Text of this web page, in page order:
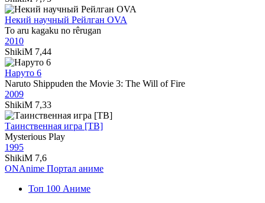
Некий научный Рейлган OVA
To aru kagaku no rêrugan
2010
ShikiM 7,44
Наруто 6
Naruto Shippuden the Movie 3: The Will of Fire
2009
ShikiM 7,33
Таинственная игра [ТВ]
Mysterious Play
1995
ShikiM 7,6
ONAnime Портал аниме
Топ 100 Аниме